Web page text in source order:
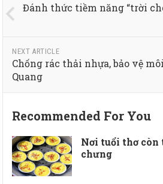
Đánh thức tiềm năng “trời
NEXT ARTICLE
Chống rác thải nhựa, bảo vệ
Quang
Recommended For You
Nơi tuổi thơ còn
chưng